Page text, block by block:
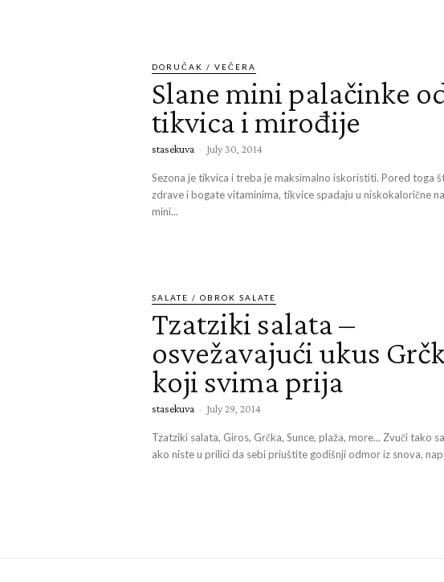
DORUČAK / VEČERA
Slane mini palačinke
tikvica i mirođije
stasekuva - July 30, 2014
Sezona je tikvica i treba je maksimalno iskoristiti. Pored toga
zdrave i bogate vitaminima, tikvice spadaju u niskokalorične
mini...
SALATE / OBROK SALATE
Tzatziki salata –
osvežavajući ukus
koji svima prija
stasekuva - July 29, 2014
Tzatziki salata, Giros, Grčka, Sunce, plaža, more... Zvuči tako
ako niste u prilici da sebi priuštite godišnji odmor iz snova,